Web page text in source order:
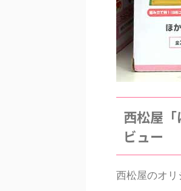
西松屋
ビュー
西松屋のオ